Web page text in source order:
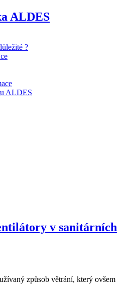
?
ALDES
v sanitárních
způsob větrání, který ovšem